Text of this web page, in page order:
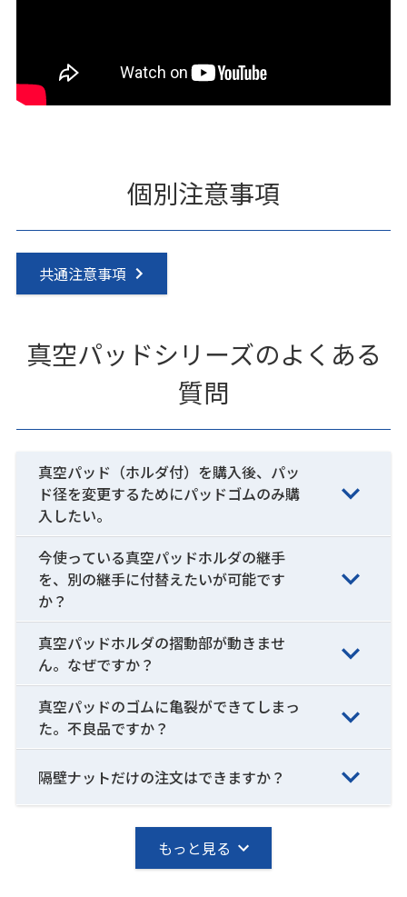
個別注意事項
共通注意事項
真空パッドシリーズのよくある
質問
真空パッド（ホルダ付）を購入後、パッ
ド径を変更するためにパッドゴムのみ購
入したい。
今使っている真空パッドホルダの継手
を、別の継手に付替えたいが可能です
か？
真空パッドホルダの摺動部が動きませ
ん。なぜですか？
真空パッドのゴムに亀裂ができてしまっ
た。不良品ですか？
隔壁ナットだけの注文はできますか？
もっと見る